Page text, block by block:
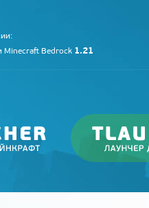
Minecraft Bedrock 1.21